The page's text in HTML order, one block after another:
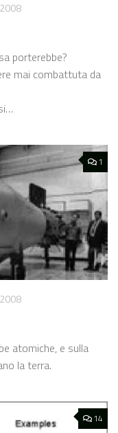
porterebbe?
mai combattuta da
1
atomiche, e sulla
la terra.
14